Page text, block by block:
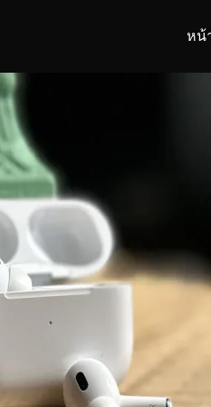
หน้